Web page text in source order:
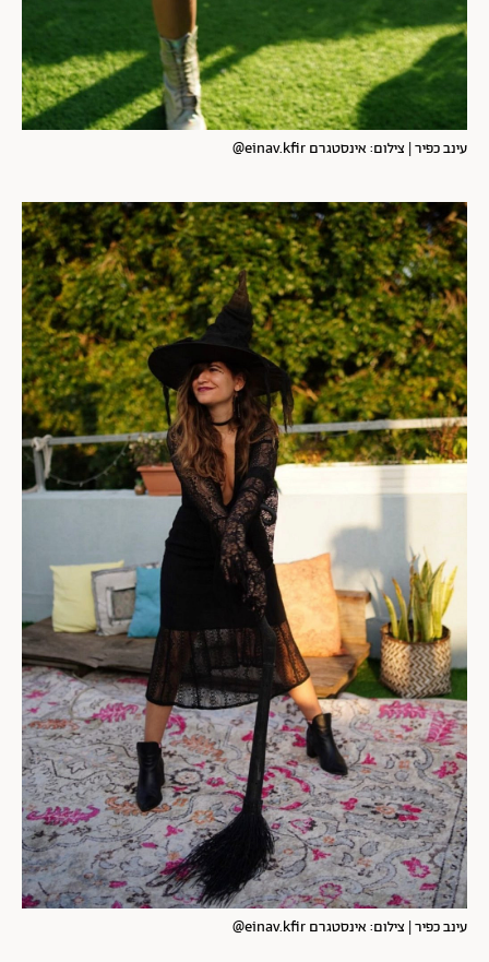
עינב כפיר | צילום: אינסטגרם einav.kfir@
עינב כפיר | צילום: אינסטגרם einav.kfir@